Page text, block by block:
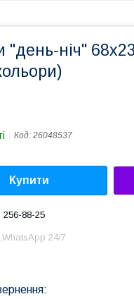
"день-ніч"
Код: 26048537
Купити
256-88-25
24/7